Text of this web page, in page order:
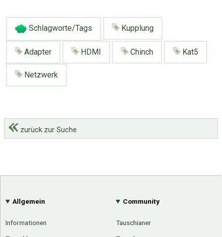
Schlagworte/Tags Kupplung
Adapter HDMI Chinch Kat5
Netzwerk
zurück zur Suche
Allgemein
Informationen
Community
Tauschianer